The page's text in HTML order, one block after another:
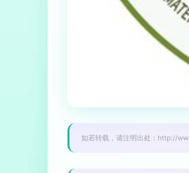
如若转载，请注明出处：http://